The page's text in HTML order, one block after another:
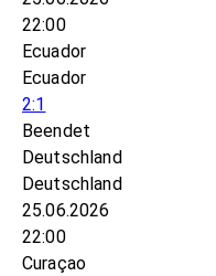
22:00
Ecuador
Ecuador
2:1
Beendet
Deutschland
Deutschland
25.06.2026
22:00
Curaçao